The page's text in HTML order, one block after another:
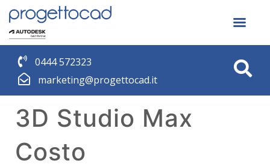
0444 572323
marketing@progettocad.it
3D Studio Max
Costo